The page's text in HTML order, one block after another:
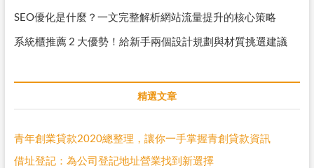
SEO優化是什麼？一文完整解析網站流量提升的核心策略
系統櫃推薦 2 大優勢！給新手兩個設計規劃與材質挑選建議
精選文章
青年創業貸款2020總整理，讓你一手掌握青創貸款資訊
借址登記：為公司登記地址營業找到新選擇